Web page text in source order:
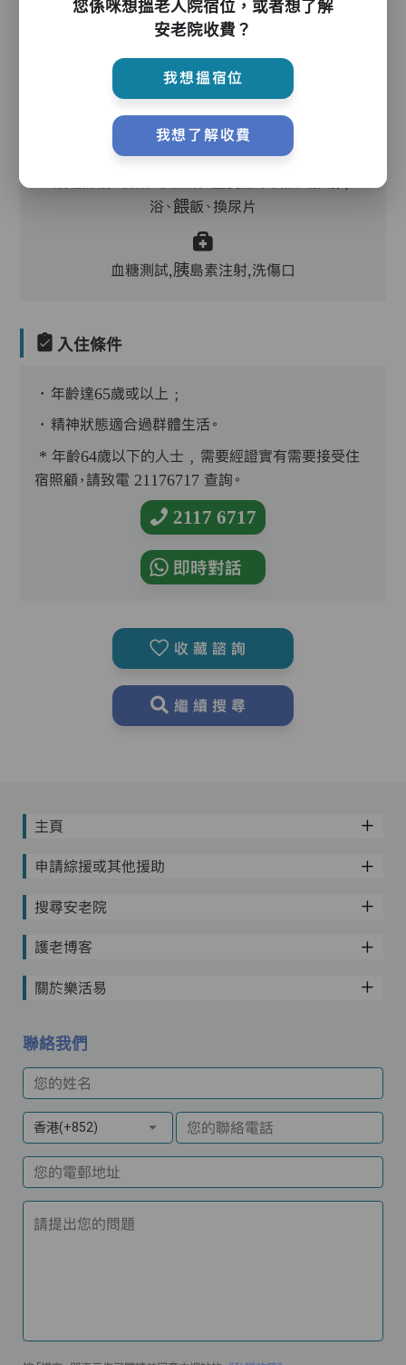
護理服務
主管,助理員,護理員,保健員,護士,物理治療師,職
業治療師,註冊社工,到診醫生
浴、餵飯、換尿片
血糖測試,胰島素注射,洗傷口
入住條件
．年齡達65歲或以上﹔
．精神狀態適合過群體生活。
* 年齡64歲以下的人士﹐需要經證實有需要接受住
宿照顧，請致電 21176717 查詢。
2117 6717
即時對話
收藏諮詢
繼續搜尋
主頁
申請綜援或其他援助
搜尋安老院
護老博客
關於樂活易
聯絡我們
您的姓名
香港(+852) 您的聯絡電話
您的電郵地址
請提出您的問題
您係咪想搵老人院宿位，或者想了解
安老院收費？
我想搵宿位
我想了解收費